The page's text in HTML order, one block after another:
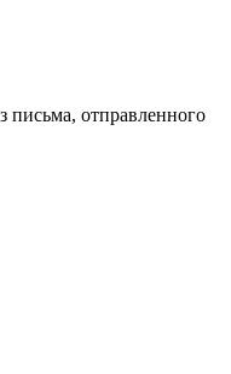
письма, отправленного